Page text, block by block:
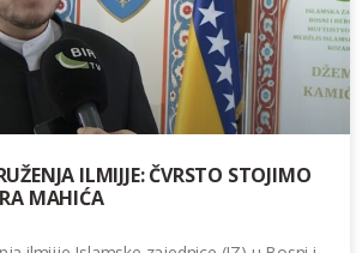
ILMIJJE: ČVRSTO STOJIMO
MAHIĆA